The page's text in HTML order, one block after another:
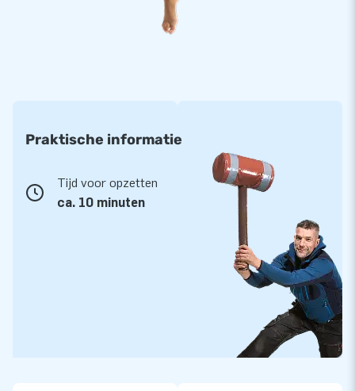
Praktische informatie
Tijd voor opzetten
ca. 10 minuten